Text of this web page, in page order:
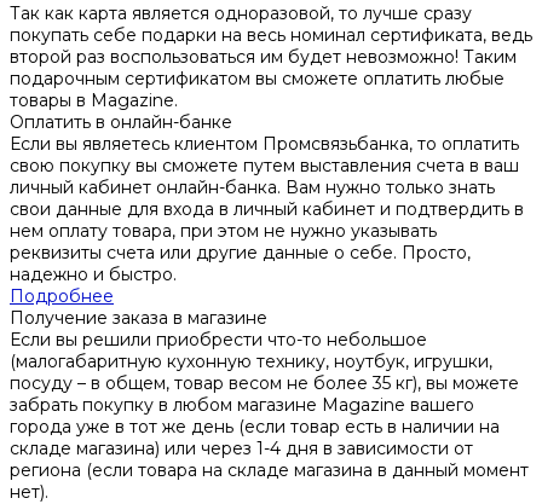
Так как карта является одноразовой, то лучше сразу
покупать себе подарки на весь номинал сертификата, ведь
второй раз воспользоваться им будет невозможно! Таким
подарочным сертификатом вы сможете оплатить любые
товары в Magazine.
Оплатить в онлайн-банке
Если вы являетесь клиентом Промсвязьбанка, то оплатить
свою покупку вы сможете путем выставления счета в ваш
личный кабинет онлайн-банка. Вам нужно только знать
свои данные для входа в личный кабинет и подтвердить в
нем оплату товара, при этом не нужно указывать
реквизиты счета или другие данные о себе. Просто,
надежно и быстро.
Подробнее
Получение заказа в магазине
Если вы решили приобрести что-то небольшое
(малогабаритную кухонную технику, ноутбук, игрушки,
посуду – в общем, товар весом не более 35 кг), вы можете
забрать покупку в любом магазине Magazine вашего
города уже в тот же день (если товар есть в наличии на
складе магазина) или через 1-4 дня в зависимости от
региона (если товара на складе магазина в данный момент
нет).